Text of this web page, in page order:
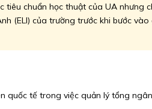
tiêu chuẩn học thuật của UA nhưng
(ELI) của trường trước khi bước vào
quốc tế trong việc quản lý tổng